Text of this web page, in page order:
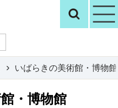
観光いばらき検
いばらきの美術館・博物館
・博物館